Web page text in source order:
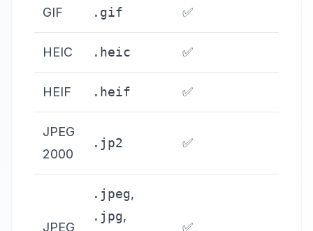
GIF .gif ✅
HEIC .heic ✅
HEIF .heif ✅
JPEG
2000
.jp2 ✅
JPEG
.jpeg,
.jpg,
✅